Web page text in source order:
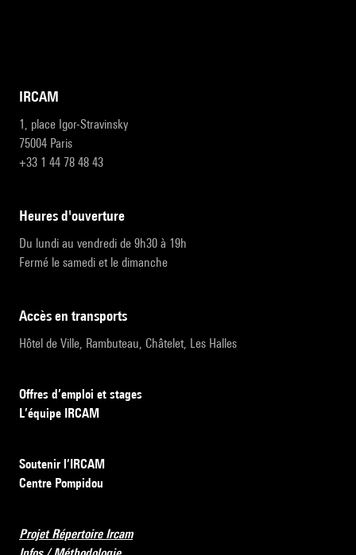
IRCAM
1, place Igor-Stravinsky
75004 Paris
+33 1 44 78 48 43
heures d'ouverture
Du lundi au vendredi de 9h30 à 19h
Fermé le samedi et le dimanche
accès en transports
Hôtel de Ville, Rambuteau, Châtelet, Les Halles
Offres d’emploi et stages
L’équipe IRCAM
Soutenir l’IRCAM
Centre Pompidou
Projet Répertoire Ircam